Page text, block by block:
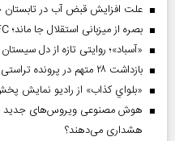
علت افزایش قبض آب در تابستان
بصره از میزبانی استقلال جا ماند؛ AFC با پیشنهاد آبی‌ها مخالفت کرد
«آسباد»؛ روایتی تازه از دل
بازداشت ۲۸ متهم در پرونده تراستی‌ها
«بلواي کذاب» از رادیو نمایش
هوش مصنوعی ویروس‌های جدید
هشداری می‌دهند؟